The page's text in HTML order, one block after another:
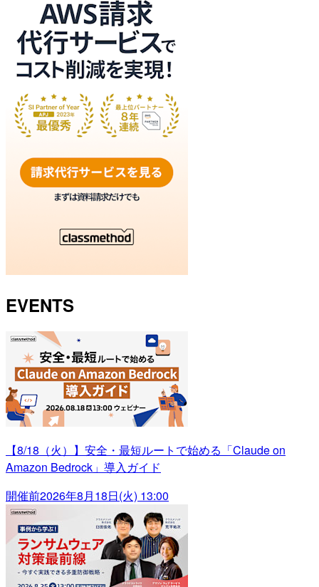
EVENTS
【8/18（火）】安全・最短ルートで始める「Claude on
Amazon Bedrock」導入ガイド
開催前2026年8月18日(火) 13:00